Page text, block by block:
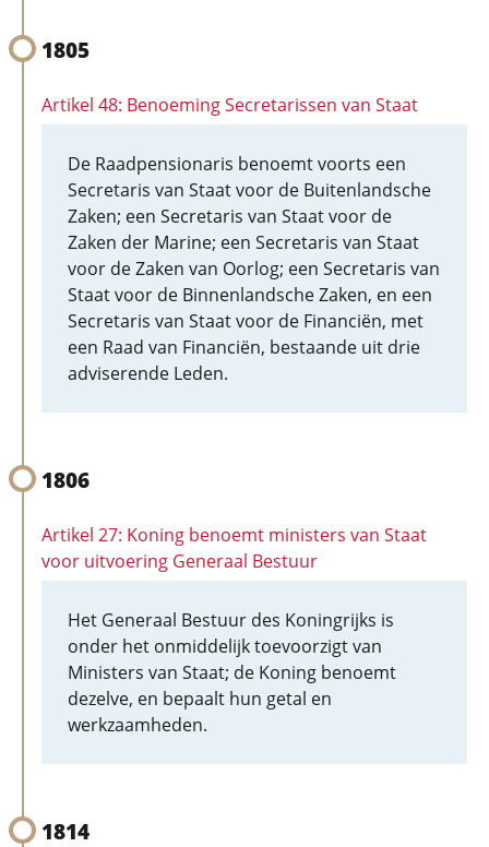
1805
Artikel 48: Benoeming Secretarissen van Staat
De Raadpensionaris benoemt voorts een
Secretaris van Staat voor de Buitenlandsche
Zaken; een Secretaris van Staat voor de
Zaken der Marine; een Secretaris van Staat
voor de Zaken van Oorlog; een Secretaris van
Staat voor de Binnenlandsche Zaken, en een
Secretaris van Staat voor de Financiën, met
een Raad van Financiën, bestaande uit drie
adviserende Leden.
1806
Artikel 27: Koning benoemt ministers van Staat
voor uitvoering Generaal Bestuur
Het Generaal Bestuur des Koningrijks is
onder het onmiddelijk toevoorzigt van
Ministers van Staat; de Koning benoemt
dezelve, en bepaalt hun getal en
werkzaamheden.
1814